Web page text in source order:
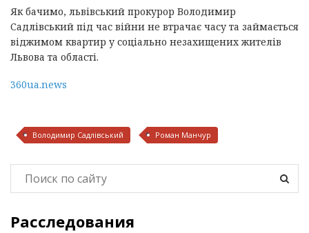
Як бачимо, львівський прокурор Володимир
Садлівський під час війни не втрачає часу та займається
віджимом квартир у соціально незахищених жителів
Львова та області.
360ua.news
Володимир Садлівський Роман Манчур
Расследования